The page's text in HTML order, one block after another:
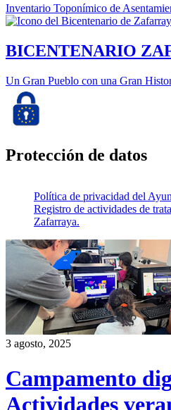
Inventario Toponímico de
BICENTENARIO
Un Gran Pueblo con una Gran
Protección de datos
Política de privacidad del
Registro de actividades de
Zafarraya.
3 agosto, 2025
Campamento
Actividades